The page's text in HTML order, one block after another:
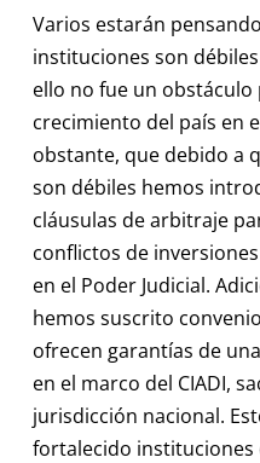
Varios estarán
instituciones son
ello no fue un
crecimiento del país en
obstante, que debido a
son débiles hemos
cláusulas de arbitraje
conflictos de
en el Poder Judicial.
hemos suscrito
ofrecen garantías de
en el marco del CIADI,
jurisdicción nacional.
fortalecido instituciones